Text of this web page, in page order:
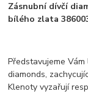
Zásnubní dívčí
bílého zlata
Představujeme
diamonds,
Klenoty vyzařují